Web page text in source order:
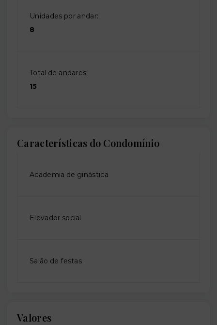
Unidades por andar:
8
Total de andares:
15
Características do Condomínio
Academia de ginástica
Elevador social
Salão de festas
Valores